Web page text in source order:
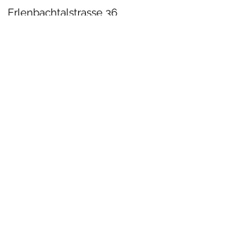
Erlenbachtalstrasse 36